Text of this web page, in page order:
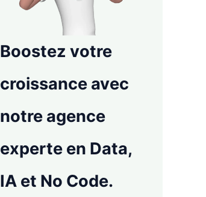
Boostez votre
croissance avec
notre agence
experte en Data,
IA et No Code.